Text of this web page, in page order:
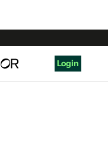
Login